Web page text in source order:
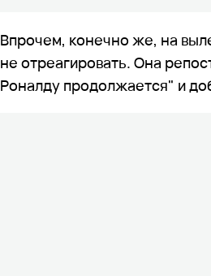
Впрочем, конечно же, на
не отреагировать. Она
Роналду продолжается" и